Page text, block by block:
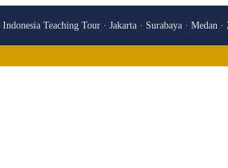
Teaching Tour · Jakarta · Surabaya · Medan